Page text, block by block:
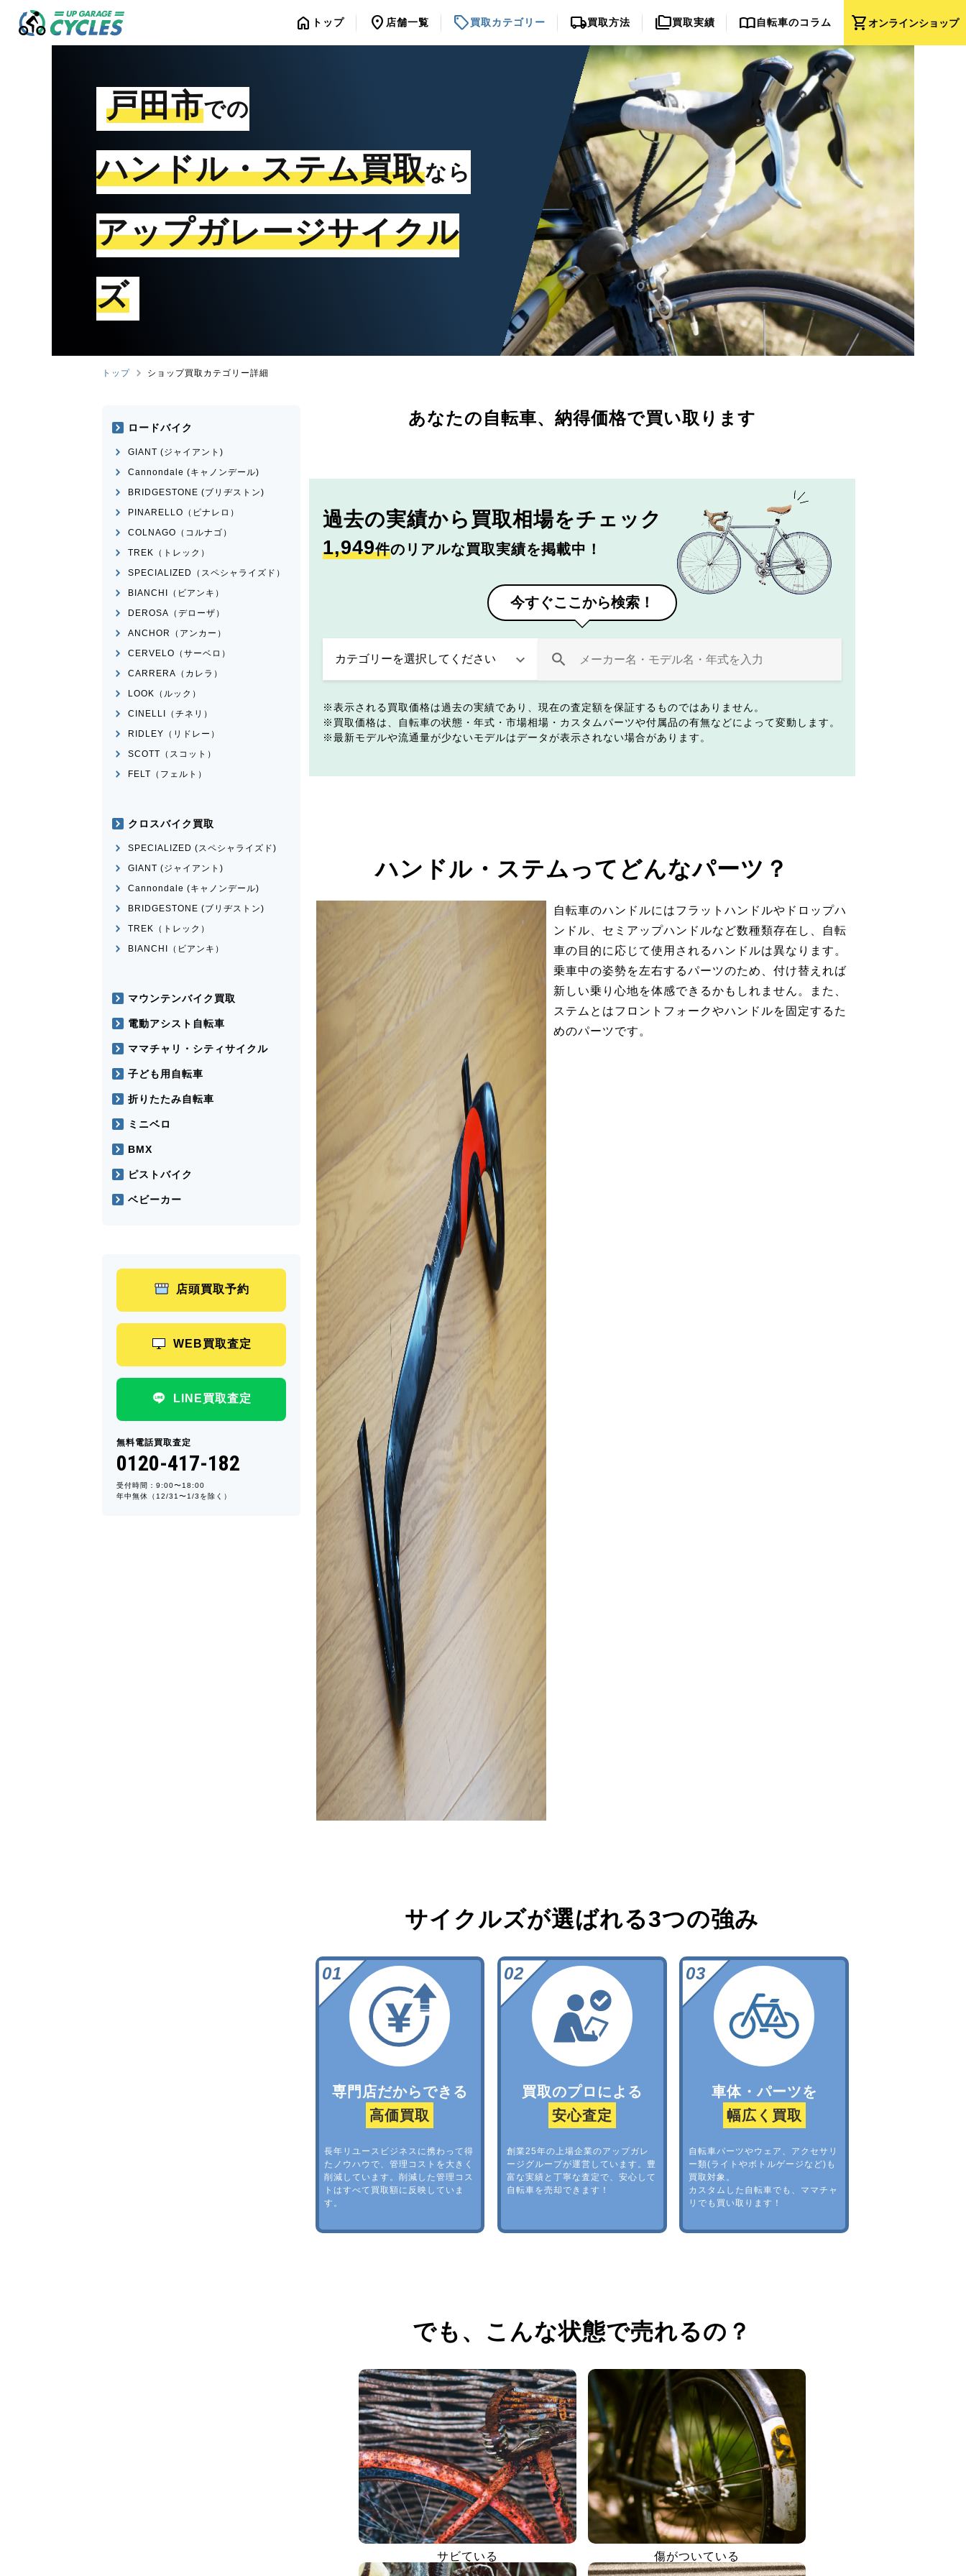
shopping_cartオンラインショップ
home トップ location_on 店舗一覧 sell買取カテゴリー local_shipping買取方法 folder_copy買取実績 import_contacts自転車のコラム
戸田市での
ハンドル・ステム買取なら
アップガレージサイクル
ズ
トップ ショップ買取カテゴリー詳細
あなたの自転車、 納得価格で買い取ります
過去の実績から 買取相場をチェック
1,949件のリアルな買取実績を掲載中！
今すぐここから検索！
表示される買取価格は過去の実績であり、現在の査定額を保証するものではありません。
買取価格は、自転車の状態・年式・市場相場・カスタムパーツや付属品の有無などによって変動します。
最新モデルや流通量が少ないモデルはデータが表示されない場合があります。
ハンドル・ステムってどんなパーツ？
自転車のハンドルにはフラットハンドルやドロップハ
ンドル、セミアップハンドルなど数種類存在し、自転
車の目的に応じて使用されるハンドルは異なります。
乗車中の姿勢を左右するパーツのため、付け替えれば
新しい乗り心地を体感できるかもしれません。また、
ステムとはフロントフォークやハンドルを固定するた
めのパーツです。
サイクルズが選ばれる3つの強み
専門店だからできる
高価買取
長年リユースビジネスに携わって得
たノウハウで、管理コストを大きく
削減しています。削減した管理コス
トはすべて買取額に反映していま
す。
買取のプロによる
安心査定
創業25年の上場企業のアップガレ
ージグループが運営しています。豊
富な実績と丁寧な査定で、安心して
自転車を売却できます！
車体・パーツを
幅広く買取
自転車パーツやウェア、アクセサリ
ー類(ライトやボトルゲージなど)も
買取対象。
カスタムした自転車でも、ママチャ
リでも買い取ります！
でも、 こんな状態で売れるの？
サビている 傷がついている
ロードバイク
GIANT (ジャイアント)
Cannondale (キャノンデール)
BRIDGESTONE (ブリヂストン)
PINARELLO（ピナレロ）
COLNAGO（コルナゴ）
TREK（トレック）
SPECIALIZED（スペシャライズド）
BIANCHI（ビアンキ）
DEROSA（デローザ）
ANCHOR（アンカー）
CERVELO（サーベロ）
CARRERA（カレラ）
LOOK（ルック）
CINELLI（チネリ）
RIDLEY（リドレー）
SCOTT（スコット）
FELT（フェルト）
クロスバイク買取
SPECIALIZED (スペシャライズド)
GIANT (ジャイアント)
Cannondale (キャノンデール)
BRIDGESTONE (ブリヂストン)
TREK（トレック）
BIANCHI（ビアンキ）
マウンテンバイク買取
電動アシスト自転車
ママチャリ・シティサイクル
子ども用自転車
折りたたみ自転車
ミニベロ
BMX
ピストバイク
ベビーカー
店頭買取予約
WEB買取査定
LINE買取査定
無料電話買取査定
0120-417-182
受付時間：9:00〜18:00
年中無休（12/31〜1/3を除く）